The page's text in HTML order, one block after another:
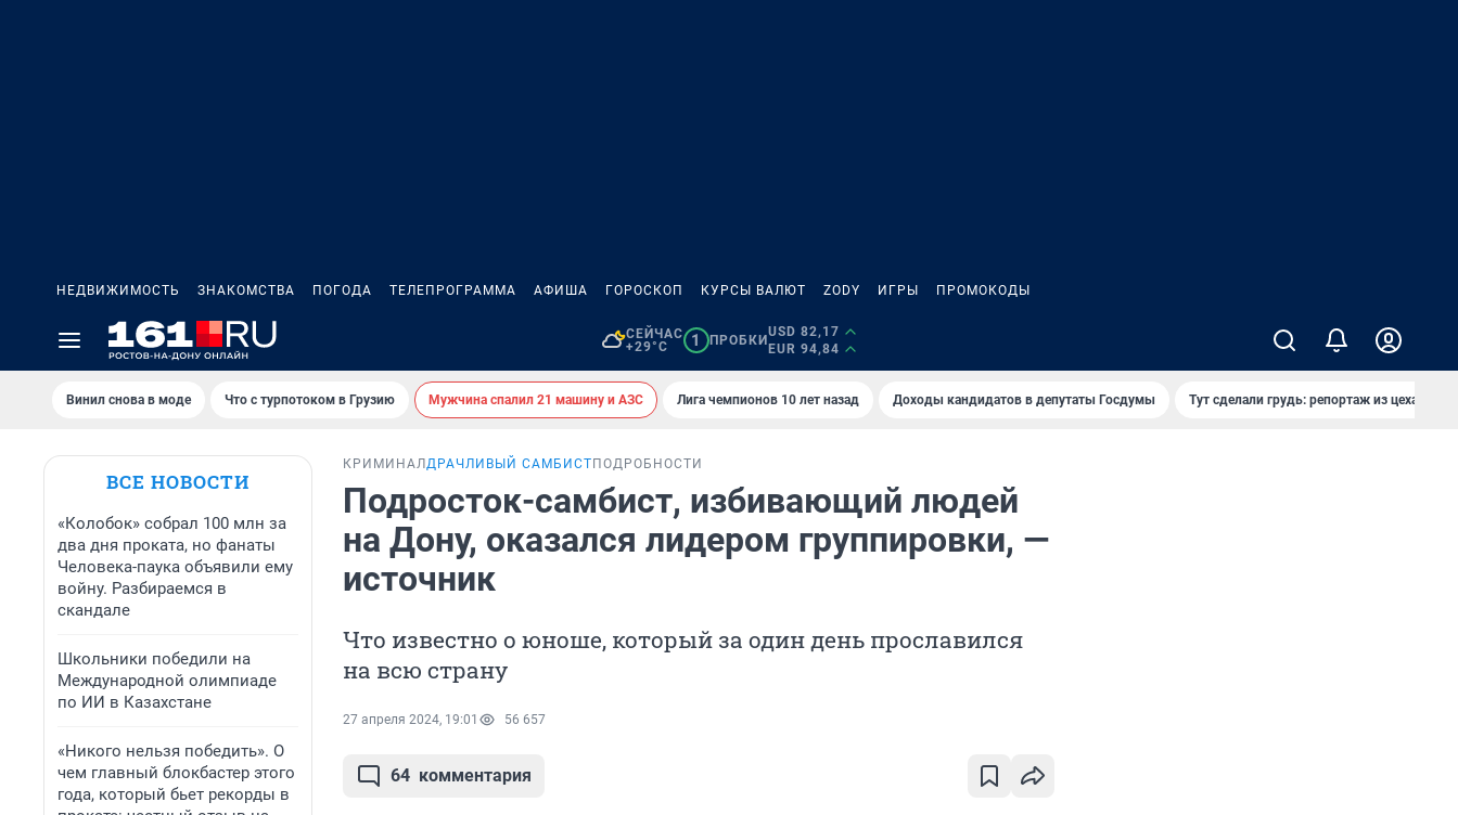
НЕДВИЖИМОСТЬ ЗНАКОМСТВА ПОГОДА ТЕЛЕПРОГРАММА АФИША ГОРОСКОП КУРСЫ ВАЛЮТ ZODY ИГРЫ ПРОМОКОДЫ
СЕЙЧАС
+29°C
1 ПРОБКИ
USD 82,17
EUR 94,84
Винил снова в моде Что с турпотоком в Грузию Мужчина спалил 21 машину и АЗС Лига чемпионов 10 лет назад Доходы кандидатов в депутаты Госдумы Тут сделали грудь: репортаж из цеха
ВСЕ НОВОСТИ
«Колобок» собрал 100 млн за
два дня проката, но фанаты
Человека-паука объявили ему
войну. Разбираемся в
скандале
Школьники победили на
Международной олимпиаде
по ИИ в Казахстане
«Никого нельзя победить». О
чем главный блокбастер этого
года, который бьет рекорды в
КРИМИНАЛДРАЧЛИВЫЙ САМБИСТ ПОДРОБНОСТИ
Подросток-самбист, избивающий людей
на Дону, оказался лидером группировки, —
источник
Что известно о юноше, который за один день прославился
на всю страну
27 апреля 2024, 19:01 56 657
64 комментария